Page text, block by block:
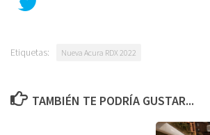
Etiquetas: Nueva Acura RDX 2022
TAMBIÉN TE PODRÍA GUSTAR...